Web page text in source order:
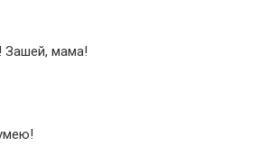
Зашей, мама!